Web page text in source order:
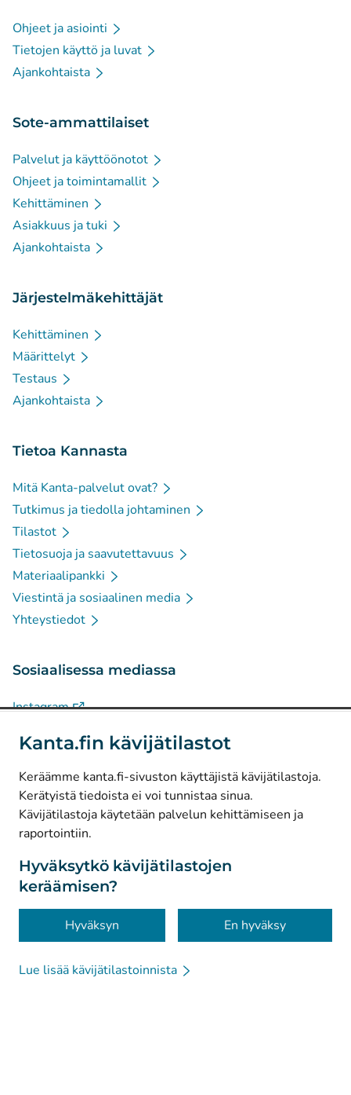
Kanta.fin kävijätilastot
Keräämme kanta.fi-sivuston käyttäjistä kävijätilastoja.
Kerätyistä tiedoista ei voi tunnistaa sinua.
Kävijätilastoja käytetään palvelun kehittämiseen ja
raportointiin.
Hyväksytkö kävijätilastojen
keräämisen?
Hyväksyn En hyväksy
Lue lisää kävijätilastoinnista
Ohjeet ja asiointi
Tietojen käyttö ja luvat
Ajankohtaista
Sote-ammattilaiset
Palvelut ja käyttöönotot
Ohjeet ja toimintamallit
Kehittäminen
Asiakkuus ja tuki
Ajankohtaista
Järjestelmäkehittäjät
Kehittäminen
Määrittelyt
Testaus
Ajankohtaista
Tietoa Kannasta
Mitä Kanta-palvelut ovat?
Tutkimus ja tiedolla johtaminen
Tilastot
Tietosuoja ja saavutettavuus
Materiaalipankki
Viestintä ja sosiaalinen media
Yhteystiedot
Sosiaalisessa mediassa
Instagram(Avautuu uuteen välilehteen)
Facebook(Avautuu uuteen välilehteen)
© Kanta-Palvelut, Kansaneläkelaitos
Tietosuoja
Tietoa sivustosta
Saavutettavuus
Evästeet